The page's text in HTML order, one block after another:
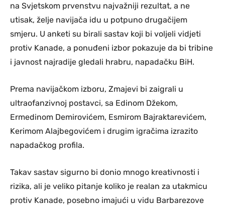
na Svjetskom prvenstvu najvažniji rezultat, a ne
utisak, želje navijača idu u potpuno drugačijem
smjeru. U anketi su birali sastav koji bi voljeli vidjeti
protiv Kanade, a ponuđeni izbor pokazuje da bi tribine
i javnost najradije gledali hrabru, napadačku BiH.
Prema navijačkom izboru, Zmajevi bi zaigrali u
ultraofanzivnoj postavci, sa Edinom Džekom,
Ermedinom Demirovićem, Esmirom Bajraktarevićem,
Kerimom Alajbegovićem i drugim igračima izrazito
napadačkog profila.
Takav sastav sigurno bi donio mnogo kreativnosti i
rizika, ali je veliko pitanje koliko je realan za utakmicu
protiv Kanade, posebno imajući u vidu Barbarezove